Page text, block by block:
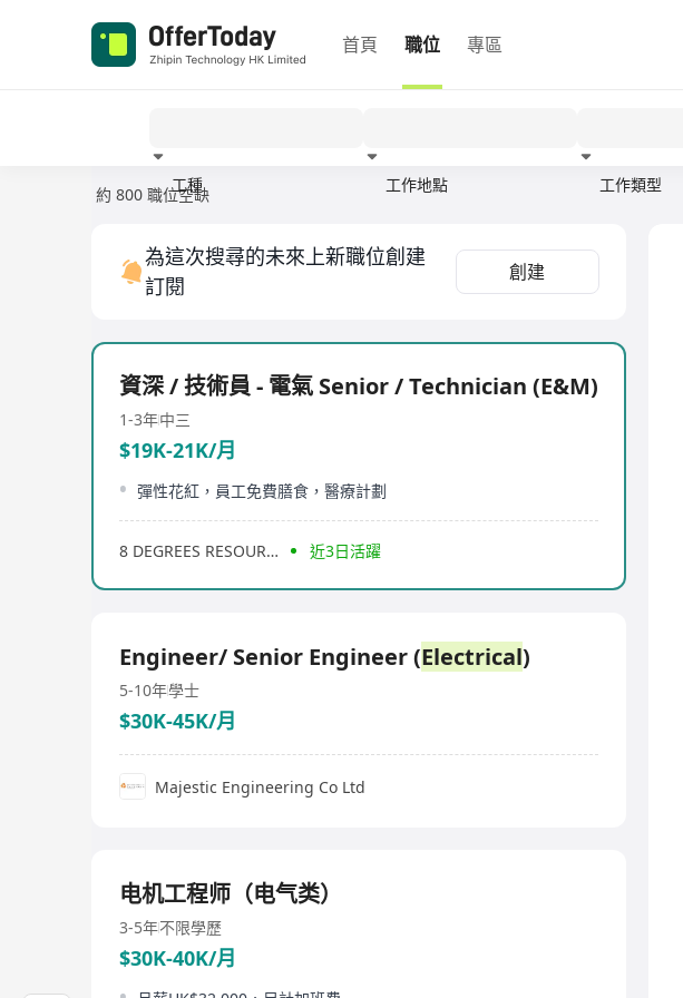
首頁 職位 專區
工種 工作地點 工作類型
約 800 職位空缺
為這次搜尋的未來上新職位創建
訂閱
創建
資深 / 技術員 - 電氣 Senior / Technician (E&M)
1-3年中三
$19K-21K/月
彈性花紅，員工免費膳食，醫療計劃
8 DEGREES RESOURCES LIMITED 近3日活躍
Engineer/ Senior Engineer (Electrical)
5-10年學士
$30K-45K/月
Majestic Engineering Co Ltd
电机工程师（电气类）
3-5年不限學歷
$30K-40K/月